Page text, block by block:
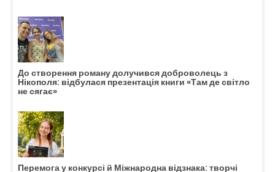
До створення роману долучився доброволець з
Нікополя: відбулася презентація книги «Там де світло
не сягає»
Перемога у конкурсі й Міжнародна відзнака: творчі